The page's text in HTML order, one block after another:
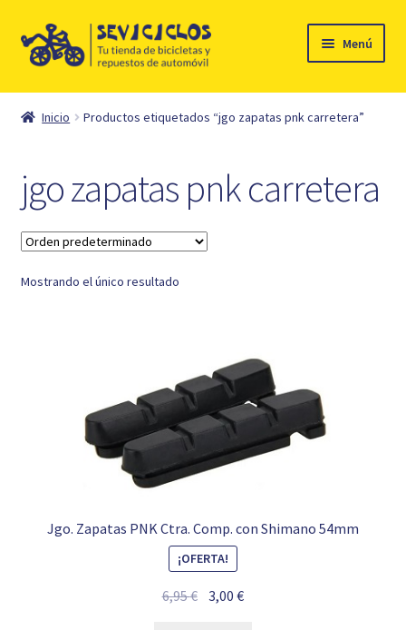
Ir
Ir
al
Menú
Inicio
menú
hijo
Automóvil
Mi cuenta
Contacto
Inicio Productos etiquetados “jgo zapatas pnk carretera”
jgo zapatas pnk carretera
Mostrando el único resultado
Jgo. Zapatas PNK Ctra. Comp. con Shimano 54mm
¡OFERTA!
6,95€ El3,00€El